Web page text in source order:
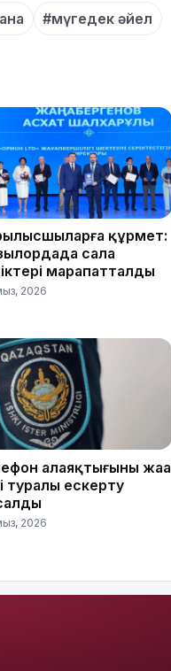
#мүгедек әйел
құрмет:
сала
марапатталды
2026
алаяқтығының жаңа
туралы ескерту
2026